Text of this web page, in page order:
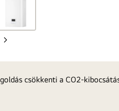
Következő
csökkenti a CO2-